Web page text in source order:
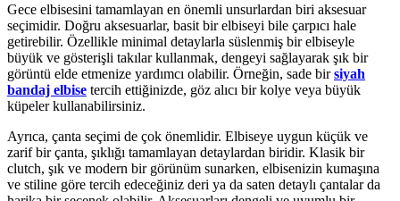
Gece elbisesini tamamlayan en önemli unsurlardan biri aksesuar
seçimidir. Doğru aksesuarlar, basit bir elbiseyi bile çarpıcı hale
getirebilir. Özellikle minimal detaylarla süslenmiş bir elbiseyle
büyük ve gösterişli takılar kullanmak, dengeyi sağlayarak şık bir
görüntü elde etmenize yardımcı olabilir. Örneğin, sade birsiyah
bandaj elbise tercih ettiğinizde, göz alıcı bir kolye veya büyük
küpeler kullanabilirsiniz.
Ayrıca, çanta seçimi de çok önemlidir. Elbiseye uygun küçük ve
zarif bir çanta, şıklığı tamamlayan detaylardan biridir. Klasik bir
clutch, şık ve modern bir görünüm sunarken, elbisenizin kumaşına
ve stiline göre tercih edeceğiniz deri ya da saten detaylı çantalar da